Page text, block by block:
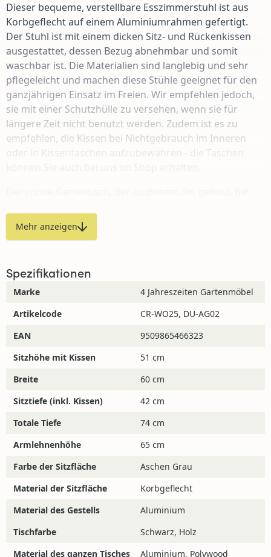
Dieser bequeme, verstellbare Esszimmerstuhl ist aus
Korbgeflecht auf einem Aluminiumrahmen gefertigt.
Der Stuhl ist mit einem dicken Sitz- und Rückenkissen
ausgestattet, dessen Bezug abnehmbar und somit
waschbar ist. Die Materialien sind langlebig und sehr
pflegeleicht und machen diese Stühle geeignet für den
ganzjährigen Einsatz im Freien. Wir empfehlen jedoch,
sie mit einer Schutzhülle zu versehen, wenn sie für
längere Zeit nicht benutzt werden. Zudem ist es zu
empfehlen, die Kissen bei Nichtgebrauch im Inneren
oder in Kissentaschen aufzubewahren - die Taschen
Aluminium. Durch die Verwendung dieser Materialien
ist der Tisch leicht zu bewegen und pflegeleicht.
seine Lebensdauer zu verlängern. Zu diesem Zweck
bieten wir passende Schutzhüllen an.
Sehen Sie sich gern auch unser gesamtes Sortiment an
Gartensets
Materialien und Pflege
Möchten Sie weitere Informationen über Polyrattan und
dessen Pflege?
Dann klicken Sie hier.
Möchten Sie weitere Informationen über Polywood und
Schützen Sie Ihre Gartenmöbel!
Möchten Sie eine Schutzhülle für dieses Gartenset
Mehr anzeigen
Spezifikationen
Marke
4 Jahreszeiten Gartenmöbel
Artikelcode
CR-WO25, DU-AG02
EAN
9509865466323
Sitzhöhe mit Kissen
51 cm
Breite
60 cm
Sitztiefe (inkl. Kissen)
42 cm
Totale Tiefe
74 cm
Armlehnenhöhe
65 cm
Farbe der Sitzfläche
Aschen Grau
Material der Sitzfläche
Korbgeflecht
Material des Gestells
Aluminium
Tischfarbe
Schwarz, Holz
Material des ganzen Tisches
Aluminium, Polywood